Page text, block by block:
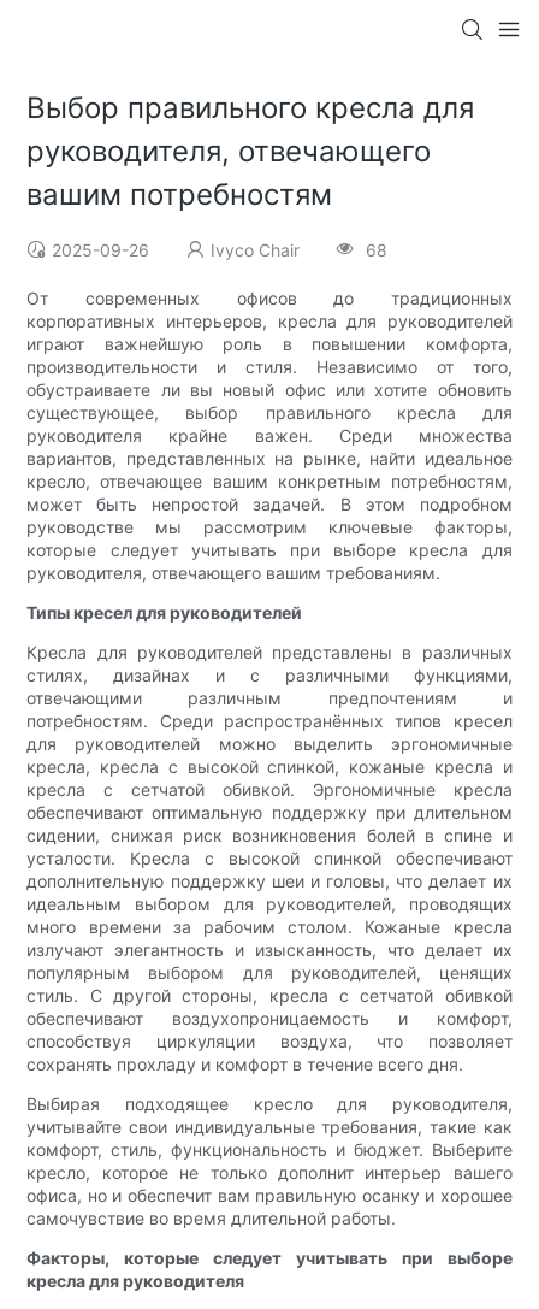
Выбор правильного кресла для
руководителя, отвечающего
вашим потребностям
2025-09-26 Ivyco Chair 68
От современных офисов до традиционных
корпоративных интерьеров, кресла для руководителей
играют важнейшую роль в повышении комфорта,
производительности и стиля. Независимо от того,
обустраиваете ли вы новый офис или хотите обновить
существующее, выбор правильного кресла для
руководителя крайне важен. Среди множества
вариантов, представленных на рынке, найти идеальное
кресло, отвечающее вашим конкретным потребностям,
может быть непростой задачей. В этом подробном
руководстве мы рассмотрим ключевые факторы,
которые следует учитывать при выборе кресла для
руководителя, отвечающего вашим требованиям.
Типы кресел для руководителей
Кресла для руководителей представлены в различных
стилях, дизайнах и с различными функциями,
отвечающими различным предпочтениям и
потребностям. Среди распространённых типов кресел
для руководителей можно выделить эргономичные
кресла, кресла с высокой спинкой, кожаные кресла и
кресла с сетчатой ​​обивкой. Эргономичные кресла
обеспечивают оптимальную поддержку при длительном
сидении, снижая риск возникновения болей в спине и
усталости. Кресла с высокой спинкой обеспечивают
дополнительную поддержку шеи и головы, что делает их
идеальным выбором для руководителей, проводящих
много времени за рабочим столом. Кожаные кресла
излучают элегантность и изысканность, что делает их
популярным выбором для руководителей, ценящих
стиль. С другой стороны, кресла с сетчатой ​​обивкой
обеспечивают воздухопроницаемость и комфорт,
способствуя циркуляции воздуха, что позволяет
сохранять прохладу и комфорт в течение всего дня.
Выбирая подходящее кресло для руководителя,
учитывайте свои индивидуальные требования, такие как
комфорт, стиль, функциональность и бюджет. Выберите
кресло, которое не только дополнит интерьер вашего
офиса, но и обеспечит вам правильную осанку и хорошее
самочувствие во время длительной работы.
Факторы, которые следует учитывать при выборе
кресла для руководителя